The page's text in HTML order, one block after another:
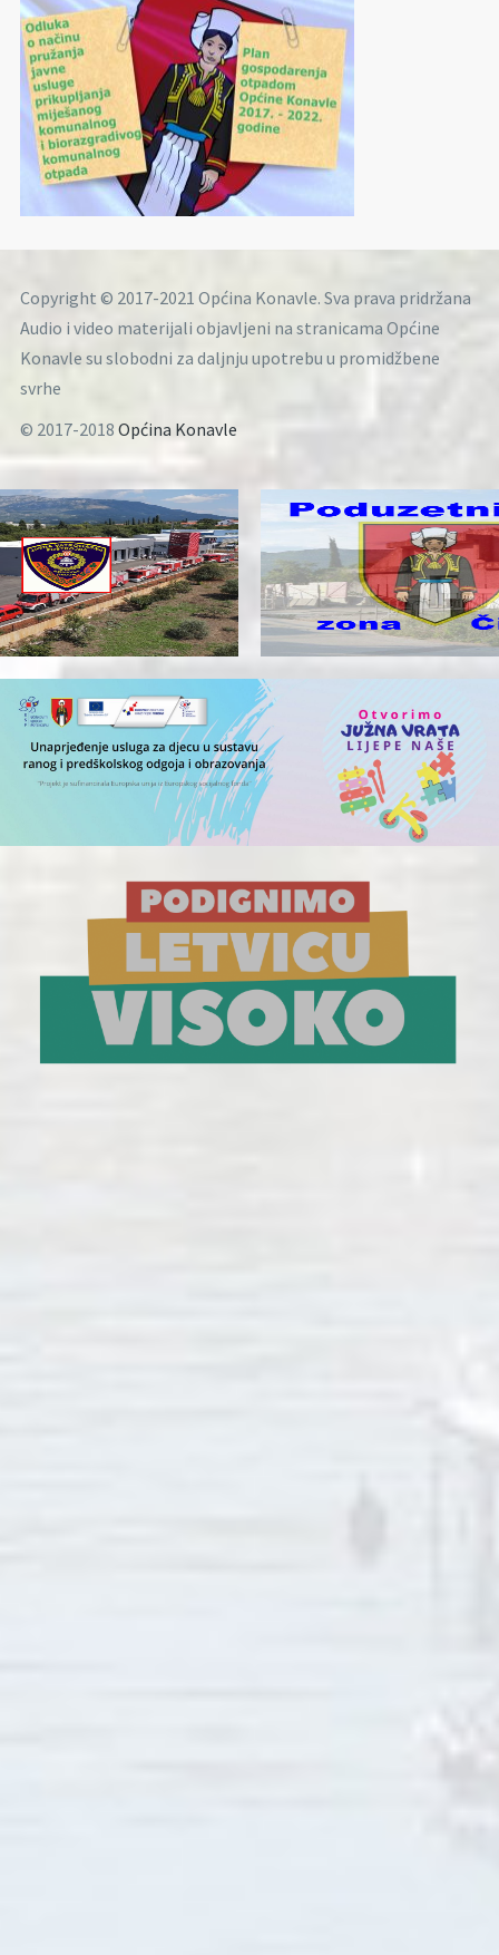
Copyright © 2017-2021 Općina Konavle. Sva prava pridržana
Audio i video materijali objavljeni na stranicama Općine
Konavle su slobodni za daljnju upotrebu u promidžbene
svrhe
© 2017-2018 Općina Konavle